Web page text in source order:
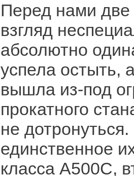
Перед нами
взгляд
абсолютно
успела остыть,
вышла из-под
прокатного
не
единственное
класса А500С,